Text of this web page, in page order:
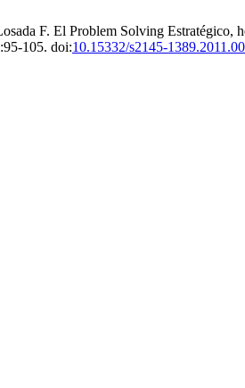
F. El Problem Solving Estratégico,
105. doi:10.15332/s2145-